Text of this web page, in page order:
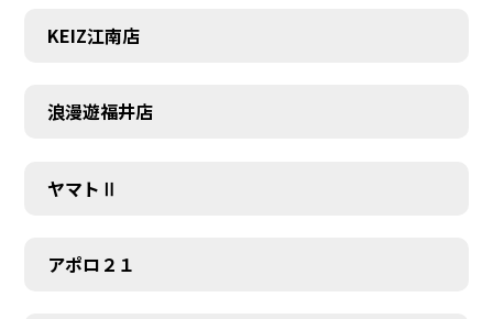
KEIZ江南店
浪漫遊福井店
ヤマトⅡ
アポロ２１